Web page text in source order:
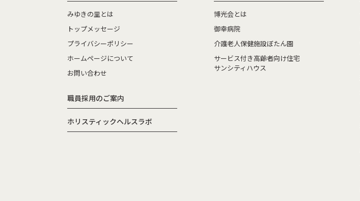
みゆきの里とは
トップメッセージ
プライバシーポリシー
ホームページについて
お問い合わせ
職員採用のご案内
ホリスティックヘルスラボ
博光会とは
御幸病院
介護老人保健施設ぼたん園
サービス付き高齢者向け住宅
サンシティハウス